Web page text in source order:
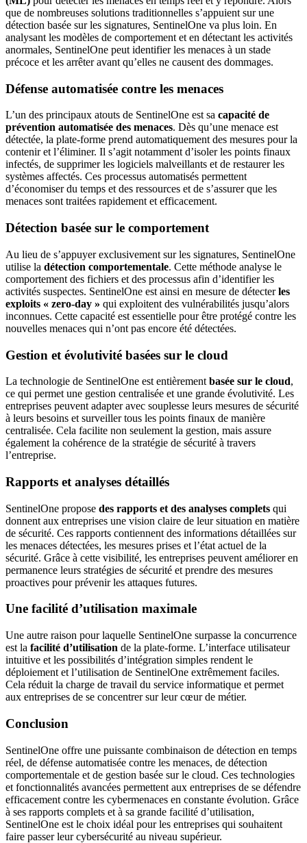
que de nombreuses solutions traditionnelles s’appuient sur une
détection basée sur les signatures, SentinelOne va plus loin. En
analysant les modèles de comportement et en détectant les activités
anormales, SentinelOne peut identifier les menaces à un stade
précoce et les arrêter avant qu’elles ne causent des dommages.
Défense automatisée contre les menaces
L’un des principaux atouts de SentinelOne est sa capacité de
prévention automatisée des menaces. Dès qu’une menace est
détectée, la plate-forme prend automatiquement des mesures pour la
contenir et l’éliminer. Il s’agit notamment d’isoler les points finaux
infectés, de supprimer les logiciels malveillants et de restaurer les
systèmes affectés. Ces processus automatisés permettent
d’économiser du temps et des ressources et de s’assurer que les
menaces sont traitées rapidement et efficacement.
Détection basée sur le comportement
Au lieu de s’appuyer exclusivement sur les signatures, SentinelOne
utilise la détection comportementale. Cette méthode analyse le
comportement des fichiers et des processus afin d’identifier les
activités suspectes. SentinelOne est ainsi en mesure de détecterles
exploits « zero-day » qui exploitent des vulnérabilités jusqu’alors
inconnues. Cette capacité est essentielle pour être protégé contre les
nouvelles menaces qui n’ont pas encore été détectées.
Gestion et évolutivité basées sur le cloud
La technologie de SentinelOne est entièrement basée sur le cloud,
ce qui permet une gestion centralisée et une grande évolutivité. Les
entreprises peuvent adapter avec souplesse leurs mesures de sécurité
à leurs besoins et surveiller tous les points finaux de manière
centralisée. Cela facilite non seulement la gestion, mais assure
également la cohérence de la stratégie de sécurité à travers
l’entreprise.
Rapports et analyses détaillés
SentinelOne propose des rapports et des analyses complets qui
donnent aux entreprises une vision claire de leur situation en matière
de sécurité. Ces rapports contiennent des informations détaillées sur
les menaces détectées, les mesures prises et l’état actuel de la
sécurité. Grâce à cette visibilité, les entreprises peuvent améliorer en
permanence leurs stratégies de sécurité et prendre des mesures
proactives pour prévenir les attaques futures.
Une facilité d’utilisation maximale
Une autre raison pour laquelle SentinelOne surpasse la concurrence
est la facilité d’utilisation de la plate-forme. L’interface utilisateur
intuitive et les possibilités d’intégration simples rendent le
déploiement et l’utilisation de SentinelOne extrêmement faciles.
Cela réduit la charge de travail du service informatique et permet
aux entreprises de se concentrer sur leur cœur de métier.
Conclusion
SentinelOne offre une puissante combinaison de détection en temps
réel, de défense automatisée contre les menaces, de détection
comportementale et de gestion basée sur le cloud. Ces technologies
et fonctionnalités avancées permettent aux entreprises de se défendre
efficacement contre les cybermenaces en constante évolution. Grâce
à ses rapports complets et à sa grande facilité d’utilisation,
SentinelOne est le choix idéal pour les entreprises qui souhaitent
faire passer leur cybersécurité au niveau supérieur.